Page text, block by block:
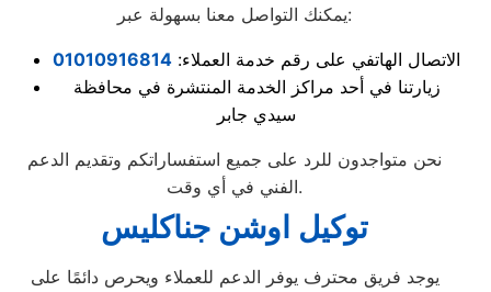
يمكنك التواصل معنا بسهولة عبر:
الاتصال الهاتفي على رقم خدمة العملاء: 01010916814
زيارتنا في أحد مراكز الخدمة المنتشرة في محافظة
سيدي جابر
نحن متواجدون للرد على جميع استفساراتكم وتقديم الدعم
الفني في أي وقت.
توكيل اوشن جناكليس
يوجد فريق محترف يوفر الدعم للعملاء ويحرص دائمًا على